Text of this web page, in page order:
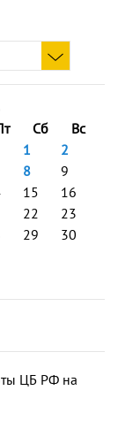
Сб
Вс
1
2
8
9
15
16
22
23
29
30
ЦБ РФ на